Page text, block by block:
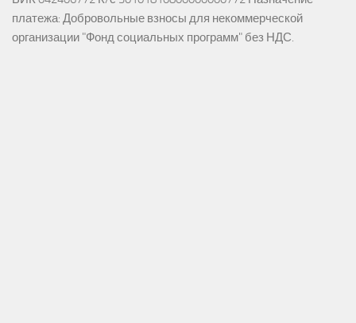
платежа: Добровольные взносы для некоммерческой
организации "Фонд социальных программ" без НДС.